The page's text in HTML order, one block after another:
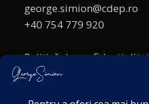
george.simion@cdep.ro
+40 754 779 920
Politică de
Politica cookies